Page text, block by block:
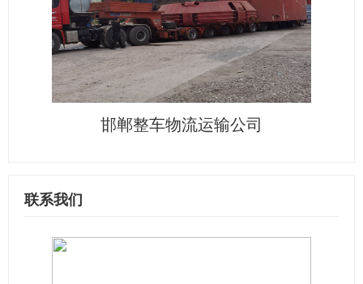
邯郸整车物流运输公司
联系我们